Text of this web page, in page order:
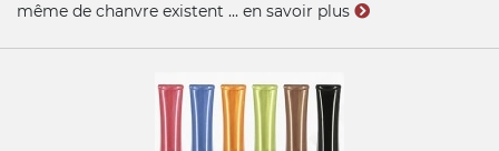
même de chanvre existent ... en savoir plus